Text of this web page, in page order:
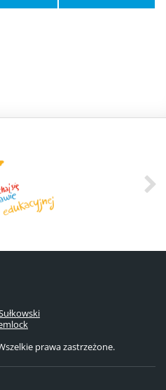
prawa zastrzeżone.